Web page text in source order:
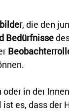
, die den
Bedürfnisse
in der
es, dass der